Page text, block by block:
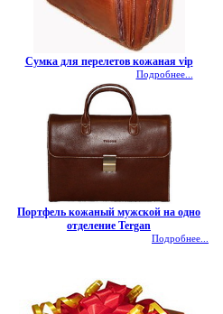
Сумка для перелетов кожаная vip
Подробнее...
Портфель кожаный мужской на одно
отделение Tergan
Подробнее...